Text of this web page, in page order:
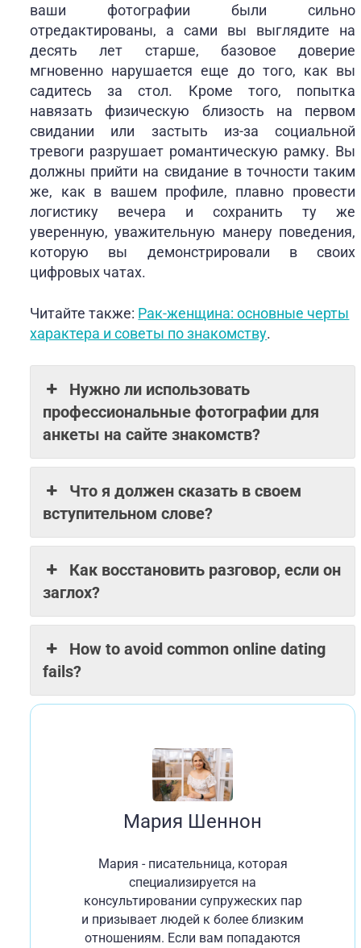
ваши фотографии были сильно
отредактированы, а сами вы выглядите на
десять лет старше, базовое доверие
мгновенно нарушается еще до того, как вы
садитесь за стол. Кроме того, попытка
навязать физическую близость на первом
свидании или застыть из-за социальной
тревоги разрушает романтическую рамку. Вы
должны прийти на свидание в точности таким
же, как в вашем профиле, плавно провести
логистику вечера и сохранить ту же
уверенную, уважительную манеру поведения,
которую вы демонстрировали в своих
цифровых чатах.
Читайте также: Рак-женщина: основные черты
характера и советы по знакомству.
Нужно ли использовать
профессиональные фотографии для
анкеты на сайте знакомств?
Что я должен сказать в своем
вступительном слове?
Как восстановить разговор, если он
заглох?
How to avoid common online dating
fails?
Мария Шеннон
Мария - писательница, которая
специализируется на
консультировании супружеских пар
и призывает людей к более близким
отношениям. Если вам попадаются